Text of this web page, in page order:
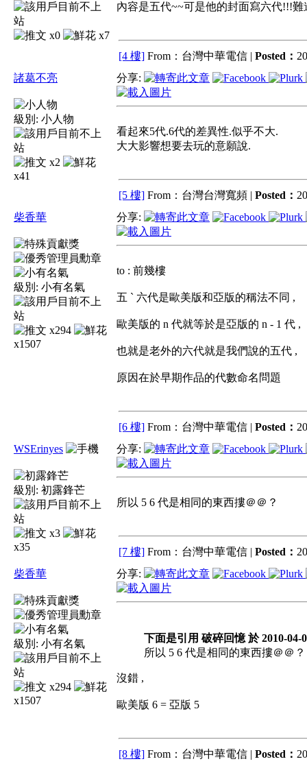
x0 x7
內容是五代~~可是他的封面寫六代!!!難
[4 樓] From：台灣中華電信 | Posted：
諸葛不亮
級別: 小人物
x2
x41
分享:
看起來5代.6代的差異性.似乎不大.
大大影響想要去玩的意願說.
[5 樓] From：台灣台灣寬頻 | Posted：
柴香華
級別: 小有名氣
x294
x1507
分享:
to : 前幾樓
五 ` 六代是歐美版和亞版的稱法不同 ,
歐美版的 n 代就等於是亞版的 n - 1 代 ,
也就是老外的六代就是我們說的五代 ,
原因在於早期作品的代數命名問題
[6 樓] From：台灣中華電信 | Posted：
WSErinyes
級別: 初露鋒芒
x3
x35
分享:
所以 5 6 代是相同的東西摟＠＠？
[7 樓] From：台灣中華電信 | Posted：
柴香華
級別: 小有名氣
x294
x1507
分享:
下面是引用 破碎回憶 於 2010-04-
所以 5 6 代是相同的東西摟＠＠？
沒錯 ,
歐美版 6 = 亞版 5
[8 樓] From：台灣中華電信 | Posted：